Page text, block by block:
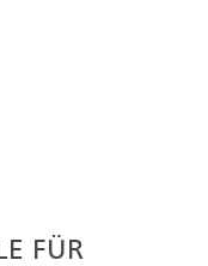
FÜR